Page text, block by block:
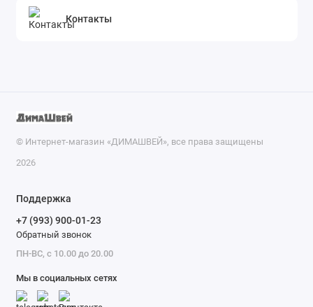
Контакты
© Интернет-магазин «ДИМАШВЕЙ», все права защищены
2026
Поддержка
+7 (993) 900-01-23
Обратный звонок
ПН-ВС, с 10.00 до 20.00
Мы в социальных сетях